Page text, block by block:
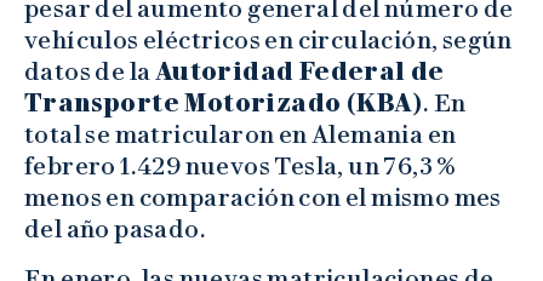
pesar del aumento general del número de
vehículos eléctricos en circulación, según
datos de laAutoridad Federal de
Transporte Motorizado (KBA). En
total se matricularon en Alemania en
febrero 1.429 nuevos Tesla, un 76,3 %
menos en comparación con el mismo mes
del año pasado.